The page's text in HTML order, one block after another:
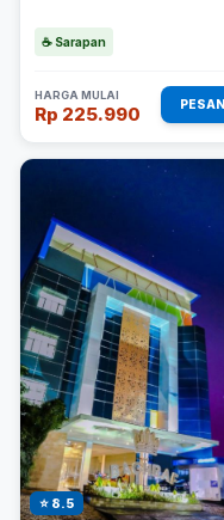
☕ Sarapan
HARGA MULAI
Rp 225.990 PESAN
⭐ 8.5